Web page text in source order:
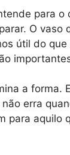
para o
O vaso
útil do
a forma.
erra
para aquilo